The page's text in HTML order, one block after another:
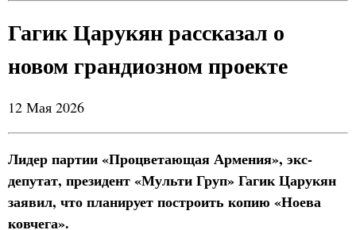
Гагик Царукян рассказал о
новом грандиозном проекте
12 Мая 2026
Лидер партии «Процветающая Армения», экс-
депутат, президент «Мульти Груп» Гагик Царукян
заявил, что планирует построить копию «Ноева
ковчега».